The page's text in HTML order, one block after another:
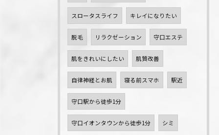
スロータスライフ キレイになりたい
脱毛 リラクゼーション 守口エステ
肌をきれいにしたい 肌質改善
自律神経とお肌 寝る前スマホ 駅近
守口駅から徒歩1分
守口イオンタウンから徒歩1分 シミ